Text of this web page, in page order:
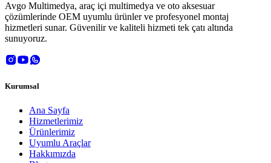
Avgo Multimedya, araç içi multimedya ve oto aksesuar
çözümlerinde OEM uyumlu ürünler ve profesyonel montaj
hizmetleri sunar. Güvenilir ve kaliteli hizmeti tek çatı altında
sunuyoruz.
Kurumsal
Ana Sayfa
Hizmetlerimiz
Ürünlerimiz
Uyumlu Araçlar
Hakkımızda